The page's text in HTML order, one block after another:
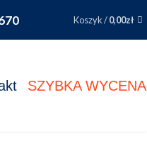
Koszyk /0,00zł
SZYBKA WYCENA